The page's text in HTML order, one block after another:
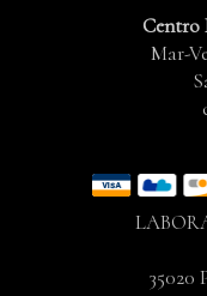
Centro
Mar-
35020